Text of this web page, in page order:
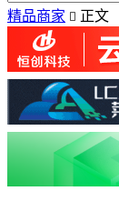
精品商家  正文